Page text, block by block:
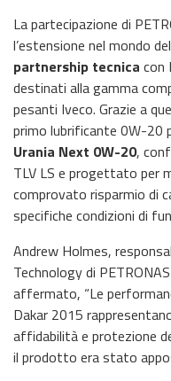
La partecipazione di
l’estensione nel mondo
partnership tecnica con
destinati alla gamma
pesanti Iveco. Grazie a
primo lubrificante 0W-20
Urania Next 0W-20,
TLV LS e progettato per
comprovato risparmio di
specifiche condizioni di
Andrew Holmes,
Technology di
affermato, “Le
Dakar 2015
affidabilità e protezione
il prodotto era stato